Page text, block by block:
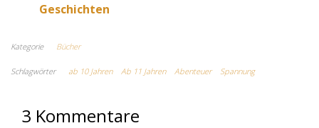
Geschichten
Kategorie Bücher
Schlagwörter ab 10 Jahren Ab 11 Jahren Abenteuer Spannung
3 Kommentare